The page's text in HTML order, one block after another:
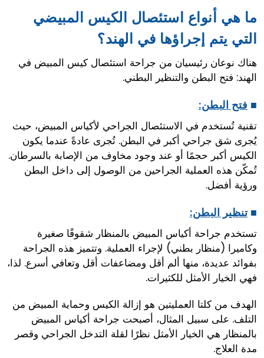
ما هي أنواع استئصال الكيس المبيضي
التي يتم إجراؤها في الهند؟
هناك نوعان رئيسيان من جراحة استئصال كيس المبيض في
الهند: فتح البطن والتنظير البطني.
■ فتح البطن:
تقنية تُستخدم في الاستئصال الجراحي لأكياس المبيض، حيث
يُجرى شق جراحي أكبر في البطن. تُجرى عادةً عندما يكون
الكيس أكبر حجمًا أو عند وجود مخاوف من الإصابة بالسرطان.
تُمكّن هذه العملية الجراحين من الوصول إلى داخل البطن
ورؤية أفضل.
■تنظير البطن:
تستخدم جراحة أكياس المبيض بالمنظار شقوقًا صغيرة
وكاميرا (منظار بطني) لإجراء العملية. وتتميز هذه الجراحة
بفوائد عديدة، منها ألم أقل ومضاعفات أقل وتعافي أسرع. لذا،
فهي الخيار الأمثل للكثيرات.
الهدف من كلتا العمليتين هو إزالة الكيس وحماية المبيض من
التلف. على سبيل المثال، أصبحت جراحة أكياس المبيض
بالمنظار هي الخيار الأمثل نظرًا لقلة التدخل الجراحي وقصر
مدة العلاج.